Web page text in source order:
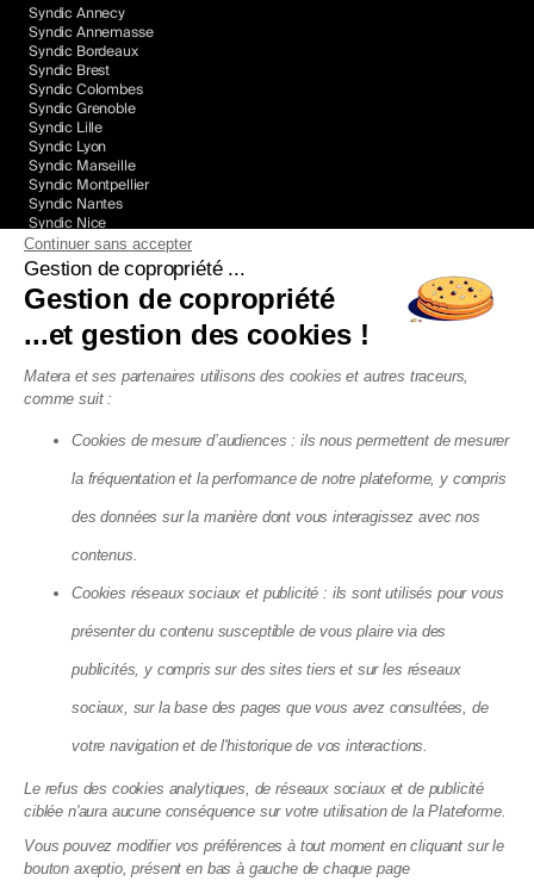
Syndic Annecy
Syndic Annemasse
Syndic Bordeaux
Syndic Brest
Syndic Colombes
Syndic Grenoble
Syndic Lille
Syndic Lyon
Syndic Marseille
Syndic Montpellier
Syndic Nantes
Syndic Nice
Syndic Paris
Syndic Rennes
Syndic Toulon
Syndic Toulouse
Nos Guides
Nos guides sur le syndic
Nos guides sur la législation
Nos guides sur les finances d'une copro
Syndic en ligne
Copropriété sans syndic
Devis syndic copropriété
Matera SAS - 8, Cité Paradis, 75010 Paris
La société Matera, société par action simplifiée, au capital de 72
083,03 €, dont le siège se situe 8 cité Paradis Paris (75010),
l’Autorité de Contrôle Prudentiel et de Résolution (ACPR), sous le
numéro 88276, enregistrement consultable dans le Registre
des agents financiers (www.regafi.fr) en tant qu’Agent de
services de paiement de l’établissement de monnaie
électronique Treezor (CIB 16798), dont le siège social est situé
33 rue de Wagram 75017 Paris. Matera est immatriculée à
Continuer sans accepter
Gestion de copropriété ...
Gestion de copropriété
...et gestion des cookies !
Matera et ses partenaires utilisons des cookies et autres traceurs,
comme suit :
Cookies de mesure d’audiences : ils nous permettent de mesurer
la fréquentation et la performance de notre plateforme, y compris
des données sur la manière dont vous interagissez avec nos
contenus.
Cookies réseaux sociaux et publicité : ils sont utilisés pour vous
présenter du contenu susceptible de vous plaire via des
publicités, y compris sur des sites tiers et sur les réseaux
sociaux, sur la base des pages que vous avez consultées, de
votre navigation et de l'historique de vos interactions.
Le refus des cookies analytiques, de réseaux sociaux et de publicité
ciblée n'aura aucune conséquence sur votre utilisation de la Plateforme.
Vous pouvez modifier vos préférences à tout moment en cliquant sur le
bouton axeptio, présent en bas à gauche de chaque page